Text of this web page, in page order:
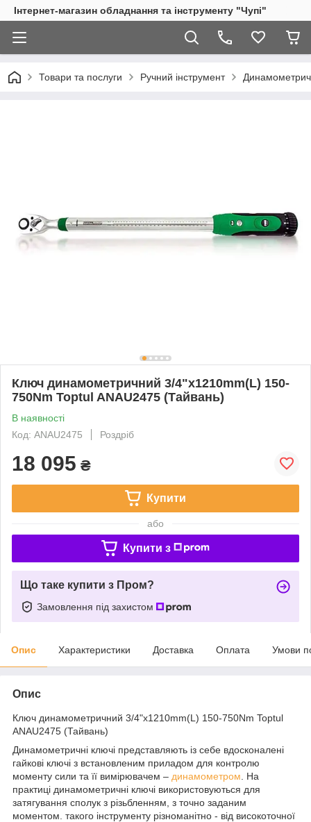
Інтернет-магазин обладнання та інструменту "Чупі"
Товари та послуги Ручний інструмент
Ключ динамометричний 3/4"x1210mm(L) 150-
750Nm Toptul ANAU2475 (Тайвань)
В наявності
Код: ANAU2475
Роздріб
18 095 ₴
Купити
або
Купити з
Що таке купити з Пром?
Замовлення під захистом
Опис Характеристики Доставка Оплата Умови
Опис
Ключ динамометричний 3/4"x1210mm(L) 150-750Nm Toptul
ANAU2475 (Тайвань)
Динамометричні ключі представляють із себе вдосконалені
гайкові ключі з встановленим приладом для контролю
моменту сили та її вимірювачем – динамометром . На
практиці динамометричні ключі використовуються для
затягування сполук з різьбленням, з точно заданим
моментом. такого інструменту різноманітно - від високоточної